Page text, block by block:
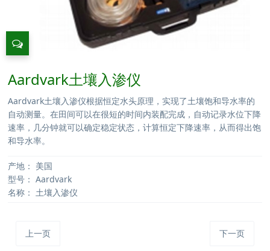
Aardvark土壤入渗仪
Aardvark土壤入渗仪根据恒定水头原理，实现了土壤饱和导水率的
自动测量。在田间可以在很短的时间内装配完成，自动记录水位下降
速率，几分钟就可以确定稳定状态，计算恒定下降速率，从而得出饱
和导水率。
产地： 美国
型号： Aardvark
名称： 土壤入渗仪
上一页 下一页